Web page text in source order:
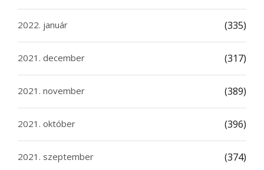
2022. január (335)
2021. december (317)
2021. november (389)
2021. október (396)
2021. szeptember (374)